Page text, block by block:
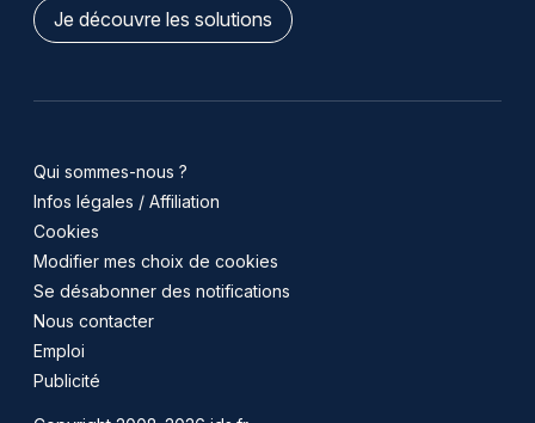
Je découvre les solutions
Qui sommes-nous ?
Infos légales / Affiliation
Cookies
Modifier mes choix de cookies
Se désabonner des notifications
Nous contacter
Emploi
Publicité